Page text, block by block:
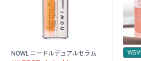
NOWL ニードルデュアルセラム